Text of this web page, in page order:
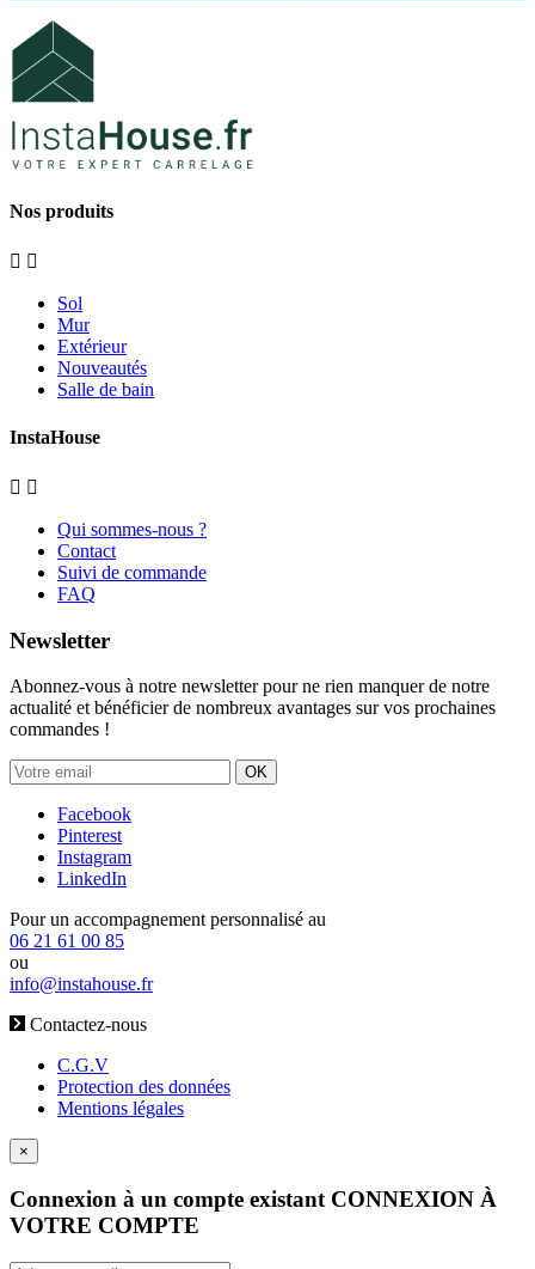
Nos produits
 
Sol
Mur
Extérieur
Nouveautés
Salle de bain
InstaHouse
 
Qui sommes-nous ?
Contact
Suivi de commande
FAQ
Newsletter
Abonnez-vous à notre newsletter pour ne rien manquer de notre
actualité et bénéficier de nombreux avantages sur vos prochaines
commandes !
OK
Facebook
Pinterest
Instagram
LinkedIn
Pour un accompagnement personnalisé au
06 21 61 00 85
ou
info@instahouse.fr
Contactez-nous
C.G.V
Protection des données
Mentions légales
×
Connexion à un compte existant CONNEXION À
VOTRE COMPTE